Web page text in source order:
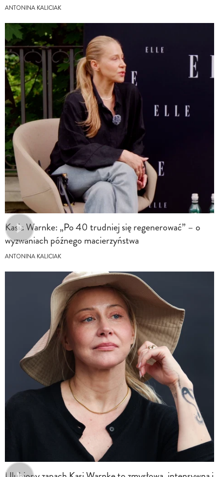
ANTONINA KALICIAK
Kasia Warnke: „Po 40 trudniej się regenerować” – o
wyzwaniach późnego macierzyństwa
ANTONINA KALICIAK